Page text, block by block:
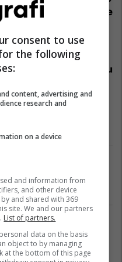
ku humbën jetën tre
nga Komogllava e
Reklamo këtu
rrnu n’deti? Kursimet
një banesë
rrit ndikimin e
online
apo klinikë në
me
consent to use
the following
content, advertising and
research and
on a device
and information from
and other device
and shared with 369
site. We and our partners
List of partners.
data on the basis
object to by managing
at the bottom of this page